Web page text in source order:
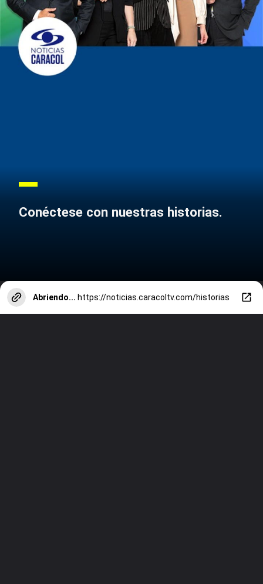
Conéctese con nuestras historias.
Abriendo... https://noticias.caracoltv.com/historias